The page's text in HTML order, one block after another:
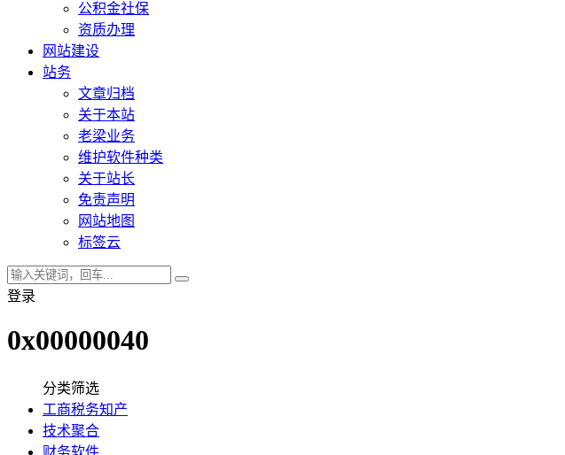
公积金社保
资质办理
网站建设
站务
文章归档
关于本站
老梁业务
维护软件种类
关于站长
免责声明
网站地图
标签云
登录
0x00000040
分类筛选
工商税务知产
技术聚合
财务软件